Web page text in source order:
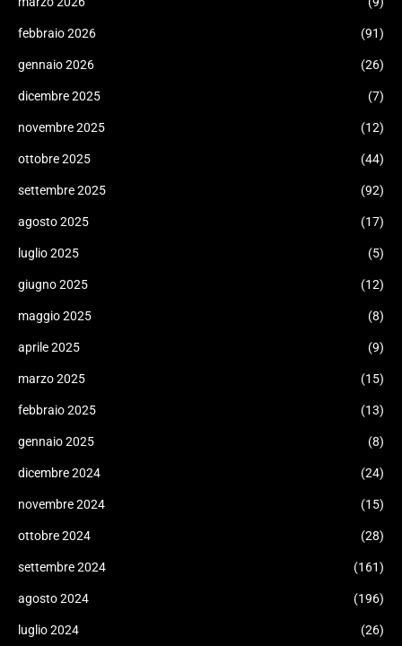
febbraio 2026 (91)
gennaio 2026 (26)
dicembre 2025 (7)
novembre 2025 (12)
ottobre 2025 (44)
settembre 2025 (92)
agosto 2025 (17)
luglio 2025 (5)
giugno 2025 (12)
maggio 2025 (8)
aprile 2025 (9)
marzo 2025 (15)
febbraio 2025 (13)
gennaio 2025 (8)
dicembre 2024 (24)
novembre 2024 (15)
ottobre 2024 (28)
settembre 2024 (161)
agosto 2024 (196)
luglio 2024 (26)